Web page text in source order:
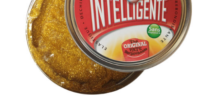
AJOUTER AU PANIER
/
DETAILS